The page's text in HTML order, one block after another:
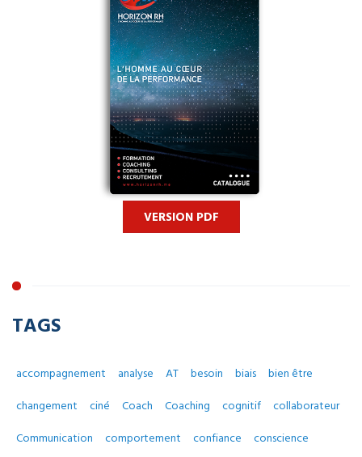
VERSION PDF
TAGS
accompagnement analyse AT besoin biais
bien être
changement
ciné Coach Coaching cognitif
collaborateur
Communication
comportement confiance
conscience